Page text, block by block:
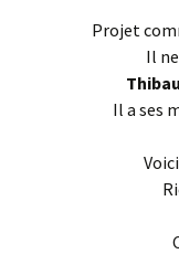
Projet
Il
Il a ses